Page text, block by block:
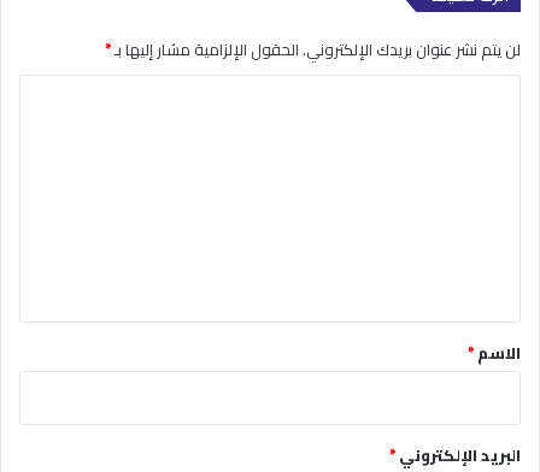
لن يتم نشر عنوان بريدك الإلكتروني.الحقول الإلزامية مشار إليها بـ*
*الاسم*
البريد الإلكتروني*